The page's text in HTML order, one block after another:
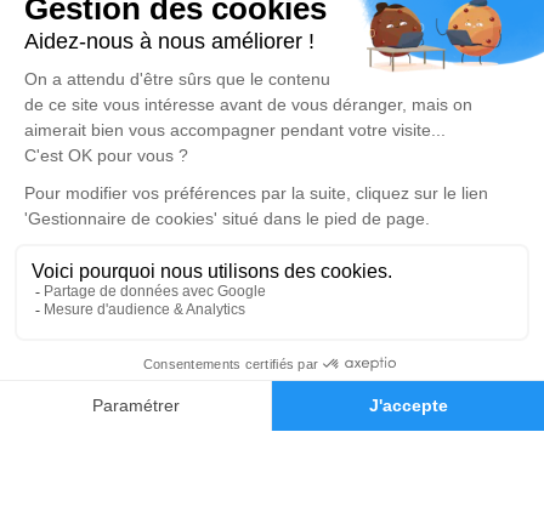
Demande de devis
04 81 61 04 20
695, Rue de la République - 38290 - La Verpillière
4.8/5 - 98 avis
Centre Funéraire Boudrier - Bourgoin-Jallieu
04 74 28 22 44
31, Rue Lavoisier - 38300 - Bourgoin-Jallieu
4.6/5 - 442 avis
Nos Services
Demande de rendez-vous en